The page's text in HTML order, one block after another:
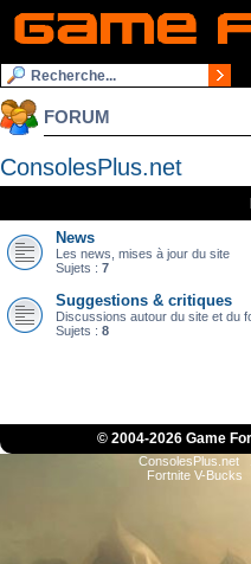
FORUM
ConsolesPlus.net
News
Les news, mises à jour du site
Sujets : 7
Suggestions & critiques
Discussions autour du site et du
Sujets : 8
© 2004-2026 Game
ConsolesPlus.net
Fortnite V-Bucks